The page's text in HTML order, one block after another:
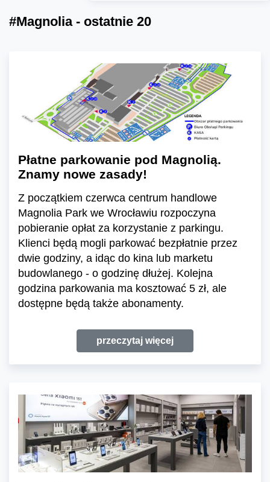
#Magnolia - ostatnie 20
Płatne parkowanie pod Magnolią.
Znamy nowe zasady!
Z początkiem czerwca centrum handlowe
Magnolia Park we Wrocławiu rozpoczyna
pobieranie opłat za korzystanie z parkingu.
Klienci będą mogli parkować bezpłatnie przez
dwie godziny, a idąc do kina lub marketu
budowlanego - o godzinę dłużej. Kolejna
godzina parkowania ma kosztować 5 zł, ale
dostępne będą także abonamenty.
przeczytaj więcej